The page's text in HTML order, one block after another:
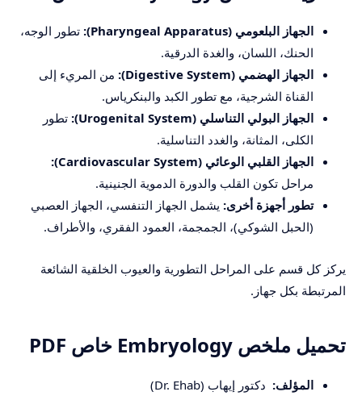
الجهاز البلعومي (Pharyngeal Apparatus):
تطور الوجه،
الحنك، اللسان، والغدة الدرقية.
الجهاز الهضمي (Digestive System):
من المريء إلى
القناة الشرجية، مع تطور الكبد والبنكرياس.
الجهاز البولي التناسلي (Urogenital System):
تطور
الكلى، المثانة، والغدد التناسلية.
الجهاز القلبي الوعائي (Cardiovascular System):
مراحل تكون القلب والدورة الدموية الجنينية.
تطور أجهزة أخرى: يشمل الجهاز التنفسي، الجهاز العصبي
(الحبل الشوكي)، الجمجمة، العمود الفقري، والأطراف.
يركز كل قسم على المراحل التطورية والعيوب الخلقية الشائعة
المرتبطة بكل جهاز.
تحميل ملخص Embryology خاص PDF
المؤلف: دكتور إيهاب (Dr. Ehab)